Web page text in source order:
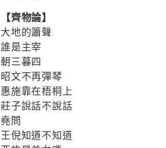
【齊物論】
大地的簫聲
誰是主宰
朝三暮四
昭文不再彈琴
惠施靠在梧桐上
莊子說話不說話
堯問
王倪知道不知道